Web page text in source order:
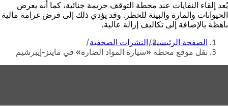
يُعد إلقاء النفايات عند محطة التوقف جريمة جنائية، كما أنه يعرض
الحيوانات والمارة والبيئة للخطر. وقد يؤدي ذلك إلى فرض غرامة مالية
باهظة بالإضافة إلى تكاليف إزالة عالية.
أنت
هنا
الصفحة الرئيسية
النشرات الصحفية
نقل موقع محطة «سيارة المواد الضارة» في ماينز-إيبرشيم